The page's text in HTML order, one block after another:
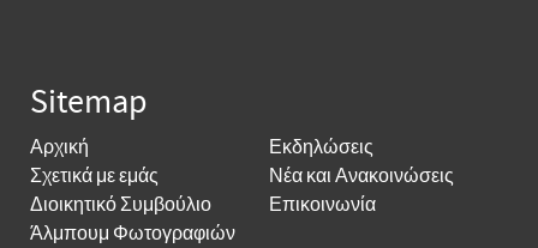
Sitemap
Αρχική
Σχετικά με εμάς
Διοικητικό Συμβούλιο
Άλμπουμ Φωτογραφιών
Εκδηλώσεις
Νέα και Ανακοινώσεις
Επικοινωνία